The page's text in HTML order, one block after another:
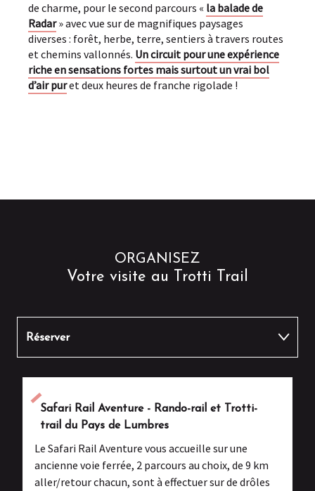
de charme, pour le second parcours « la balade de
Radar» avec vue sur de magnifiques paysages
diverses : forêt, herbe, terre, sentiers à travers routes
et chemins vallonnés. Un circuit pour une expérience
riche en sensations fortes mais surtout un vrai bol
d’air puret deux heures de franche rigolade !
ORGANISEZ
Votre visite au Trotti Trail
Réserver
Manger autour
Autres activités
Safari Rail Aventure - Rando-rail et Trotti-
trail du Pays de Lumbres
Le Safari Rail Aventure vous accueille sur une
ancienne voie ferrée, 2 parcours au choix, de 9 km
aller/retour chacun, sont à effectuer sur de drôles